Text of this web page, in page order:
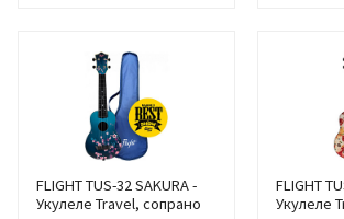
FLIGHT TUS-32 SAKURA -
Укулеле Travel, сопрано
FLIGHT
Укулеле